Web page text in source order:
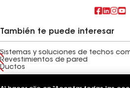
También te puede interesar
Sistemas y soluciones de techos
Revestimientos de pared
Ductos
Términos de uso Términos del contratista